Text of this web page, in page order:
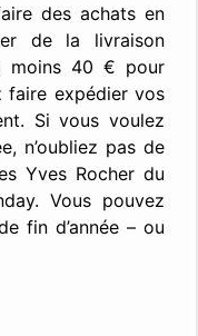
des achats en
de la livraison
moins 40 € pour
faire expédier vos
Si vous voulez
n’oubliez pas de
Yves Rocher du
Vous pouvez
fin d’année – ou